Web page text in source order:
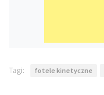
Tagi: fotele kinetyczne